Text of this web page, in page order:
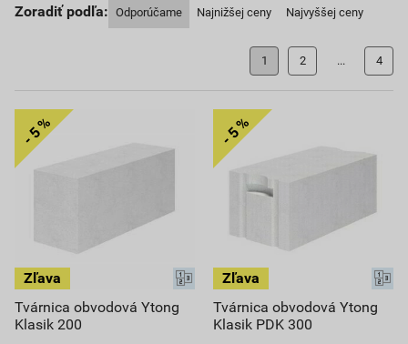
Zoradiť podľa: Odporúčame Najnižšej ceny Najvyššej ceny
1 2 ... 4
Tvárnica obvodová Ytong
Klasik 200
Tvárnica obvodová Ytong
Klasik PDK 300